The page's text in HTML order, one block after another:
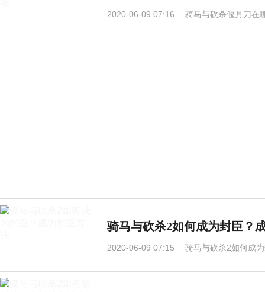
2020-06-09 07:16 骑马与砍杀偃月刀在
骑马与砍杀2如何成为封臣？
2020-06-09 07:15 骑马与砍杀2如何成